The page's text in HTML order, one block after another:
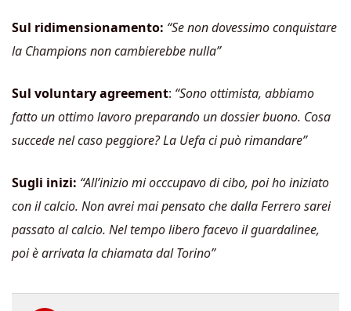
Sul ridimensionamento: “Se non dovessimo conquistare
la Champions non cambierebbe nulla”
Sul voluntary agreement: “Sono ottimista, abbiamo
fatto un ottimo lavoro preparando un dossier buono. Cosa
succede nel caso peggiore? La Uefa ci può rimandare”
Sugli inizi: “All’inizio mi occcupavo di cibo, poi ho iniziato
con il calcio. Non avrei mai pensato che dalla Ferrero sarei
passato al calcio. Nel tempo libero facevo il guardalinee,
poi è arrivata la chiamata dal Torino”